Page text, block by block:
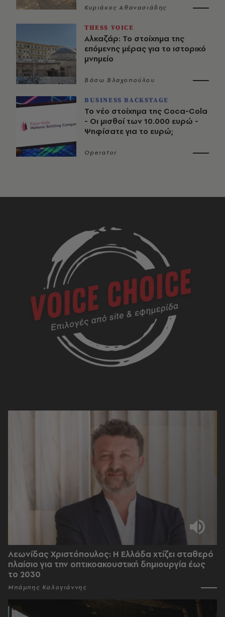
Κυριάκος Αθανασιάδης
THESS VOICE
Αλκαζάρ: Το στοίχημα της
επόμενης μέρας για το ιστορικό
μνημείο
Βάσω Βλαχοπούλου
BUSINESS BACKSTAGE
Το νέο στοίχημα της Coca-Cola
- Οι μισθοί των 10.000 ευρώ -
Ψηφίσατε για το ευρώ;
Operator
Λεωνίδας Χριστόπουλος: Η Ελλάδα χτίζει σταθερό
πλαίσιο για την οπτικοακουστική δημιουργία έως
το 2030
Μπάμπης Καλογιάννης